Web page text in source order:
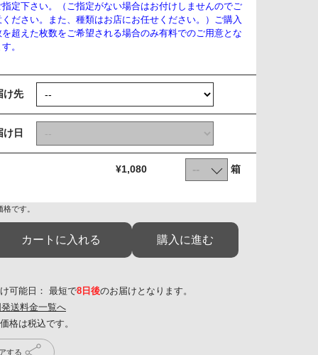
指定下さい。（ご指定がない場合はお付けしませんのでご
ください。また、種類はお店にお任せください。）ご購入
を超えた枚数をご希望される場合のみ有料でのご用意とな
。
け先
け日
¥1,080 箱
です。
カートに入れる 購入に進む
可能日： 最短で8日後のお届けとなります。
送料金一覧へ
する